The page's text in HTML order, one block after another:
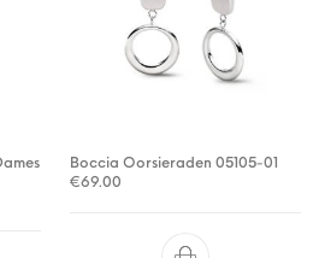
was: €89.00.
Boccia Oorsieraden 05105-01
€69.00